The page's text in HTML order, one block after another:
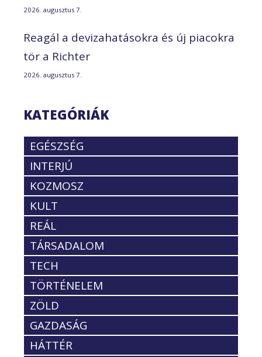
2026. augusztus 7.
Reagál a devizahatásokra és új piacokra
tör a Richter
2026. augusztus 7.
KATEGÓRIÁK
EGÉSZSÉG
INTERJÚ
KOZMOSZ
KULT
REÁL
TÁRSADALOM
TECH
TÖRTÉNELEM
ZÖLD
GAZDASÁG
HÁTTÉR